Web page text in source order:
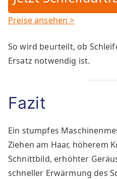
Preise ansehen >
So wird beurteilt, ob
Ersatz notwendig ist.
Fazit
Ein stumpfes
Ziehen am Haar, höherem
Schnittbild, erhöhter
schneller Erwärmung des